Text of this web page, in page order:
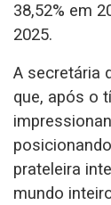
38,52% em
2025.
A secretária
que, após o
prateleira
mundo